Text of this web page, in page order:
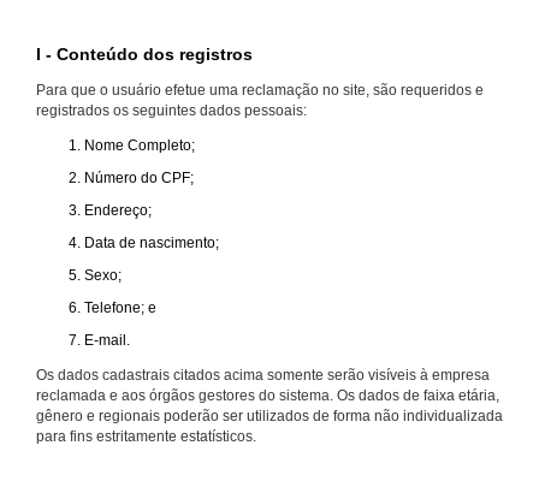
I - Conteúdo dos registros
Para que o usuário efetue uma reclamação no site, são requeridos e
registrados os seguintes dados pessoais:
Nome Completo;
Número do CPF;
Endereço;
Data de nascimento;
Sexo;
Telefone; e
E-mail.
Os dados cadastrais citados acima somente serão visíveis à empresa
reclamada e aos órgãos gestores do sistema. Os dados de faixa etária,
gênero e regionais poderão ser utilizados de forma não individualizada
para fins estritamente estatísticos.